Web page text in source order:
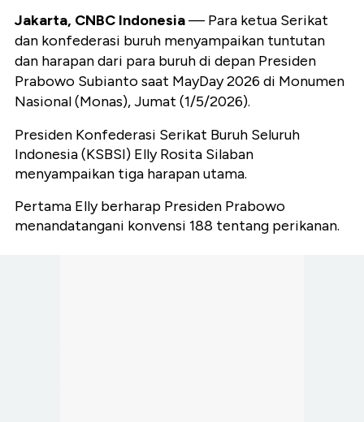
Jakarta, CNBC Indonesia— Para ketua Serikat
dan konfederasi buruh menyampaikan tuntutan
dan harapan dari para buruh di depan Presiden
Prabowo Subianto saat MayDay 2026 di Monumen
Nasional (Monas), Jumat (1/5/2026).
Presiden Konfederasi Serikat Buruh Seluruh
Indonesia (KSBSI) Elly Rosita Silaban
menyampaikan tiga harapan utama.
Pertama Elly berharap Presiden Prabowo
menandatangani konvensi 188 tentang perikanan.